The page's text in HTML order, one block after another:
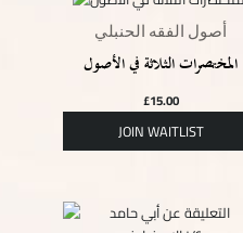
أصول الفقه الحنبلي
المختصرات الثلاثة في الأصول
£15.00